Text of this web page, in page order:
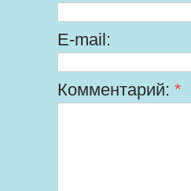
E-mail:
Комментарий: *